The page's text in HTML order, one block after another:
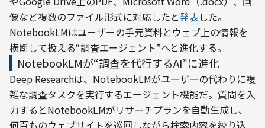
像など複数のファイル形式に対応したと発表した。
NotebookLMはユーザーの手元資料とウェブ上の情報を
横断して扱える“調査エージェント”へと進化する。
NotebookLMが“調査を代行するAI”に進化
Deep Researchは、NotebookLMがユーザーの代わりに複
雑な調査タスクを実行するエージェント機能だ。質問を入
力するとNotebookLMがリサーチプランを自動生成し、